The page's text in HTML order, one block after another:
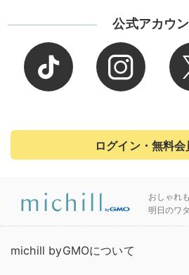
公式アカウ
ログイン・無料
おしゃれ
明日のワ
michill byGMOについて